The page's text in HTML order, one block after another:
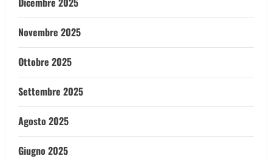
Novembre 2025
Ottobre 2025
Settembre 2025
Agosto 2025
Giugno 2025